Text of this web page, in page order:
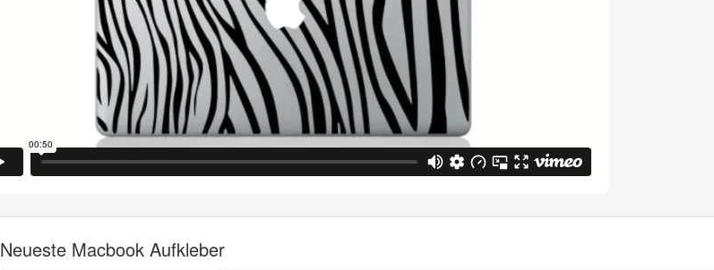
Neueste Macbook Aufkleber